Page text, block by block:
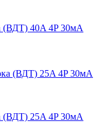
(ВДТ) 40A 4P 30мА
(ВДТ) 25A 4P 30мА